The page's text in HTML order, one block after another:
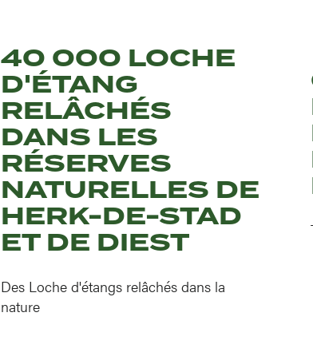
40 000 LOCHE
D'ÉTANG
RELÂCHÉS
DANS LES
RÉSERVES
NATURELLES DE
HERK-DE-STAD
ET DE DIEST
Des Loche d'étangs relâchés dans la
nature